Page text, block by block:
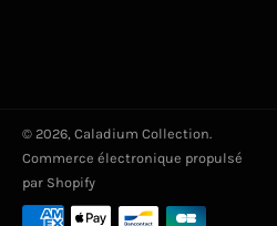
© 2026, Caladium Collection.
Commerce électronique propulsé
par Shopify
Moyens